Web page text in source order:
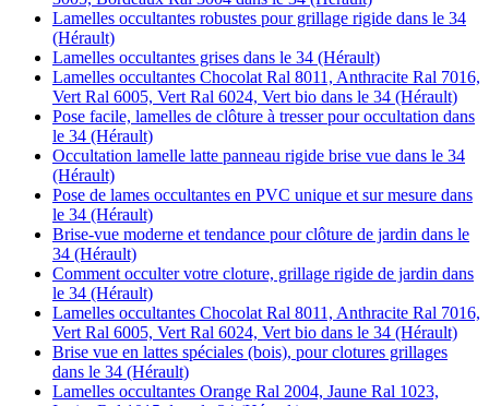
Lamelles occultantes robustes pour grillage rigide dans le 34
(Hérault)
Lamelles occultantes grises dans le 34 (Hérault)
Lamelles occultantes Chocolat Ral 8011, Anthracite Ral 7016,
Vert Ral 6005, Vert Ral 6024, Vert bio dans le 34 (Hérault)
Pose facile, lamelles de clôture à tresser pour occultation dans
le 34 (Hérault)
Occultation lamelle latte panneau rigide brise vue dans le 34
(Hérault)
Pose de lames occultantes en PVC unique et sur mesure dans
le 34 (Hérault)
Brise-vue moderne et tendance pour clôture de jardin dans le
34 (Hérault)
Comment occulter votre cloture, grillage rigide de jardin dans
le 34 (Hérault)
Lamelles occultantes Chocolat Ral 8011, Anthracite Ral 7016,
Vert Ral 6005, Vert Ral 6024, Vert bio dans le 34 (Hérault)
Brise vue en lattes spéciales (bois), pour clotures grillages
dans le 34 (Hérault)
Lamelles occultantes Orange Ral 2004, Jaune Ral 1023,